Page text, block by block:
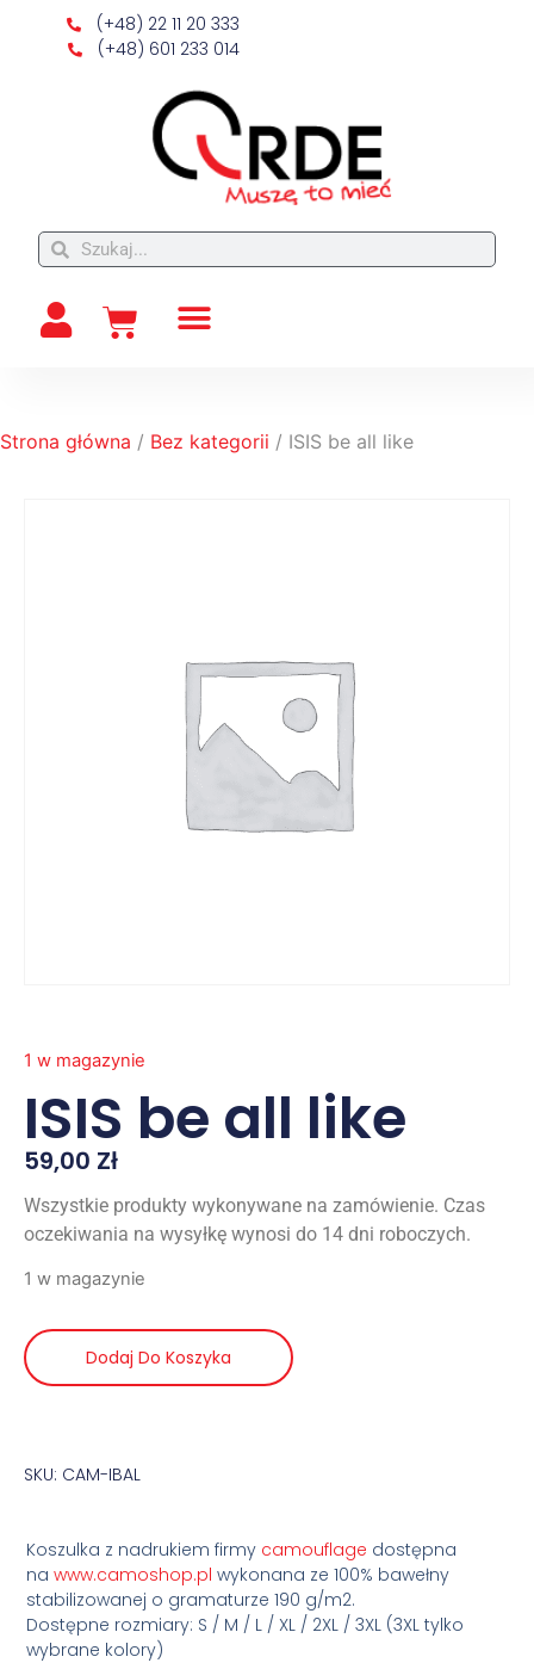
(+48) 22 11 20 333
(+48) 601 233 014
Strona główna / Bez kategorii / ISIS be all like
1 w magazynie
ISIS be all like
59,00 Zł
Wszystkie produkty wykonywane na zamówienie. Czas
oczekiwania na wysyłkę wynosi do 14 dni roboczych.
1 w magazynie
Dodaj Do Koszyka
SKU: CAM-IBAL
Koszulka z nadrukiem firmy camouflage dostępna
nawww.camoshop.pl wykonana ze 100% bawełny
stabilizowanej o gramaturze 190 g/m2.
Dostępne rozmiary: S / M / L / XL / 2XL / 3XL (3XL tylko
wybrane kolory)